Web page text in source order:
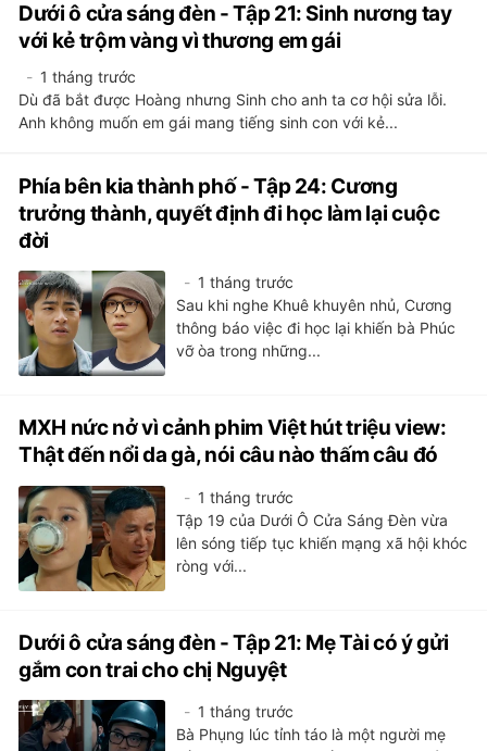
Dưới ô cửa sáng đèn - Tập 21: Sinh nương tay
với kẻ trộm vàng vì thương em gái
1 tháng trước
Dù đã bắt được Hoàng nhưng Sinh cho anh ta cơ hội sửa lỗi.
Anh không muốn em gái mang tiếng sinh con với kẻ...
Phía bên kia thành phố - Tập 24: Cương
trưởng thành, quyết định đi học làm lại cuộc
đời
1 tháng trước
Sau khi nghe Khuê khuyên nhủ, Cương
thông báo việc đi học lại khiến bà Phúc
vỡ òa trong những...
MXH nức nở vì cảnh phim Việt hút triệu view:
Thật đến nổi da gà, nói câu nào thấm câu đó
1 tháng trước
Tập 19 của Dưới Ô Cửa Sáng Đèn vừa
lên sóng tiếp tục khiến mạng xã hội khóc
ròng với...
Dưới ô cửa sáng đèn - Tập 21: Mẹ Tài có ý gửi
gắm con trai cho chị Nguyệt
1 tháng trước
Bà Phụng lúc tỉnh táo là một người mẹ